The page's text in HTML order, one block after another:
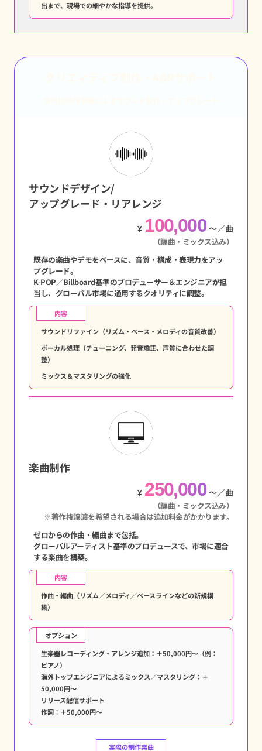
出まで、現場での細やかな指導を提供。
サウンドデザイン/
アップグレード・リアレンジ
¥ 100,000 〜／曲
（編曲・ミックス込み）
既存の楽曲やデモをベースに、音質・構成・表現力をアッ
プグレード。
K-POP／Billboard基準のプロデューサー＆エンジニアが担
当し、グローバル市場に通用するクオリティに調整。
内容
サウンドリファイン（リズム・ベース・メロディの音質改善）
ボーカル処理（チューニング、発音矯正、声質に合わせた調
整）
ミックス＆マスタリングの強化
楽曲制作
¥ 250,000 〜／曲
（編曲・ミックス込み）
※著作権譲渡を希望される場合は追加料金がかかります。
ゼロからの作曲・編曲まで包括。
グローバルアーティスト基準のプロデュースで、市場に適合
する楽曲を構築。
内容
作曲・編曲（リズム／メロディ／ベースラインなどの新規構
築）
オプション
生楽器レコーディング・アレンジ追加：＋50,000円～（例：
ピアノ）
海外トップエンジニアによるミックス／マスタリング：＋
50,000円～
リリース配信サポート
作詞：＋50,000円～
実際の制作楽曲